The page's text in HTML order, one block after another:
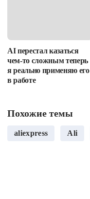
AI перестал казаться
чем-то сложным теперь
я реально применяю его
в работе
Похожие темы
aliexpress Ali